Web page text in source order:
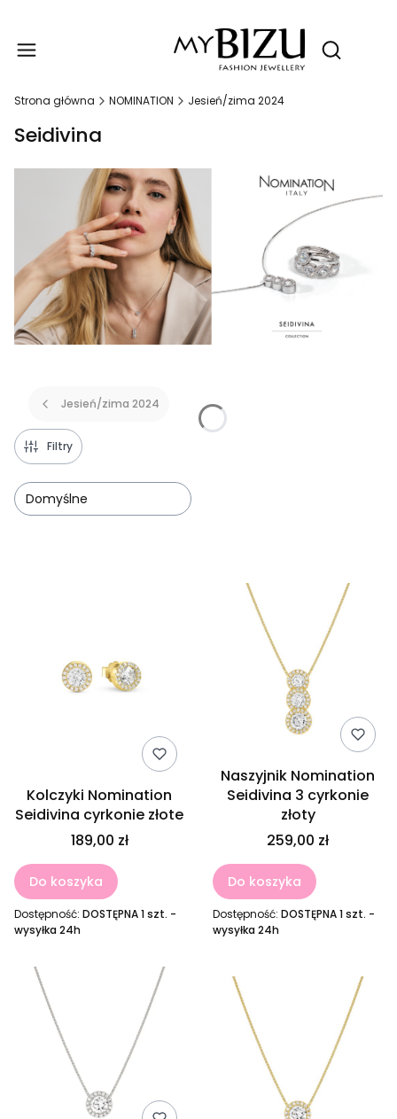
Otwórz
Strona główna NOMINATION Jesień/zima 2024
Seidivina
Jesień/zima 2024
Filtry
Domyślne
Kolczyki Nomination
Seidivina cyrkonie złote
189,00 zł
Do koszyka
Dostępność: DOSTĘPNA 1 szt. -
wysyłka 24h
Naszyjnik Nomination
Seidivina 3 cyrkonie
złoty
259,00 zł
Do koszyka
Dostępność: DOSTĘPNA 1 szt. -
wysyłka 24h